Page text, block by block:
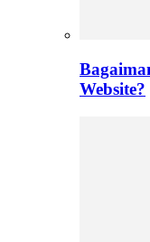
Website?